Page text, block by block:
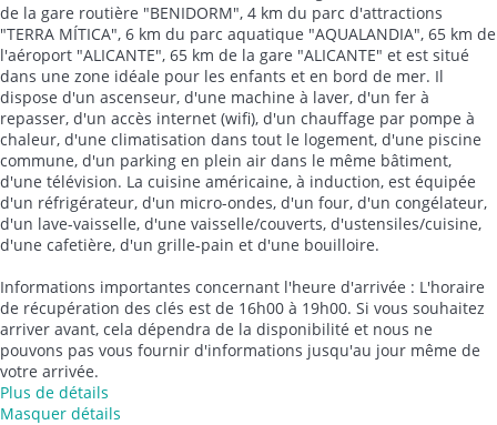
de la gare routière "BENIDORM", 4 km du parc d'attractions
"TERRA MÍTICA", 6 km du parc aquatique "AQUALANDIA", 65 km de
l'aéroport "ALICANTE", 65 km de la gare "ALICANTE" et est situé
dans une zone idéale pour les enfants et en bord de mer. Il
dispose d'un ascenseur, d'une machine à laver, d'un fer à
repasser, d'un accès internet (wifi), d'un chauffage par pompe à
chaleur, d'une climatisation dans tout le logement, d'une piscine
commune, d'un parking en plein air dans le même bâtiment,
d'une télévision. La cuisine américaine, à induction, est équipée
d'un réfrigérateur, d'un micro-ondes, d'un four, d'un congélateur,
d'un lave-vaisselle, d'une vaisselle/couverts, d'ustensiles/cuisine,
d'une cafetière, d'un grille-pain et d'une bouilloire.
Informations importantes concernant l'heure d'arrivée : L'horaire
de récupération des clés est de 16h00 à 19h00. Si vous souhaitez
arriver avant, cela dépendra de la disponibilité et nous ne
pouvons pas vous fournir d'informations jusqu'au jour même de
votre arrivée.
Plus de détails
Masquer détails